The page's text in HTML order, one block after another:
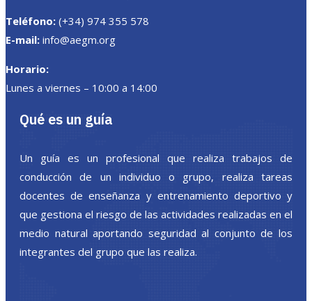
Teléfono: (+34) 974 355 578
E-mail: info@aegm.org
Horario:
Lunes a viernes – 10:00 a 14:00
Qué es un guía
Un guía es un profesional que realiza trabajos de
conducción de un individuo o grupo, realiza tareas
docentes de enseñanza y entrenamiento deportivo y
que gestiona el riesgo de las actividades realizadas en el
medio natural aportando seguridad al conjunto de los
integrantes del grupo que las realiza.